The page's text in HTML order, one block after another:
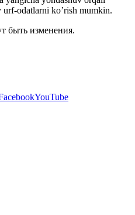
urf-odatlarni ko’rish mumkin.
быть изменения.
YouTube